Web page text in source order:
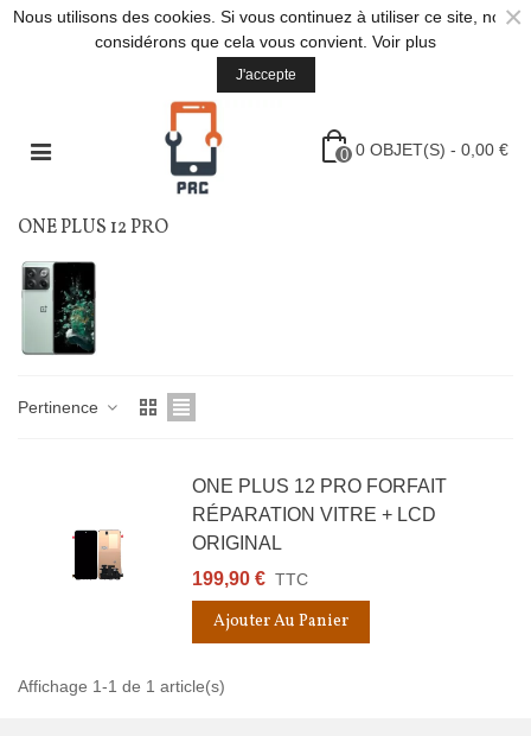
Nous utilisons des cookies. Si vous continuez à utiliser ce site, nous
considérons que cela vous convient. Voir plus
J'accepte
×
0 0 OBJET(S) - 0,00 €
ONE PLUS 12 PRO
Pertinence
ONE PLUS 12 PRO FORFAIT
RÉPARATION VITRE + LCD
ORIGINAL
199,90 € TTC
Ajouter Au Panier
Affichage 1-1 de 1 article(s)